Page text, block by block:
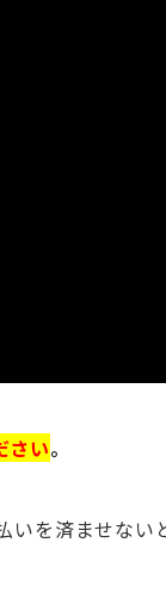
さい。
いを済ませな